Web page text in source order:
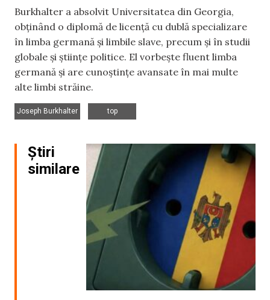
Burkhalter a absolvit Universitatea din Georgia,
obținând o diplomă de licență cu dublă specializare
în limba germană și limbile slave, precum și în studii
globale și științe politice. El vorbește fluent limba
germană și are cunoștințe avansate în mai multe
alte limbi străine.
Joseph Burkhalter
top
Știri
similare